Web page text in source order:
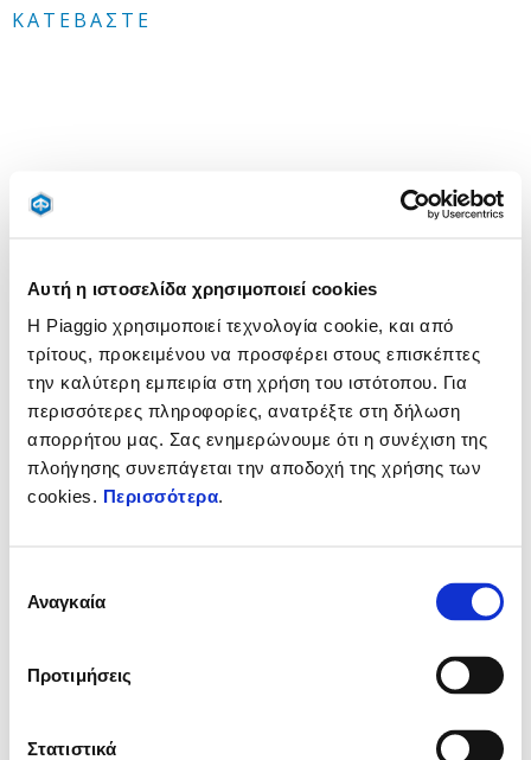
Αυτή η ιστοσελίδα χρησιμοποιεί cookies
Η Piaggio χρησιμοποιεί τεχνολογία cookie, και από
τρίτους, προκειμένου να προσφέρει στους επισκέπτες
την καλύτερη εμπειρία στη χρήση του ιστότοπου. Για
περισσότερες πληροφορίες, ανατρέξτε στη δήλωση
απορρήτου μας. Σας ενημερώνουμε ότι η συνέχιση της
πλοήγησης συνεπάγεται την αποδοχή της χρήσης των
cookies. Περισσότερα.
συγκατάθεσης
Αναγκαία
Προτιμήσεις
Στατιστικά
ΚΑΤΕΒΆΣΤΕ
ΚΑΤΕΒΆΣΤΕ